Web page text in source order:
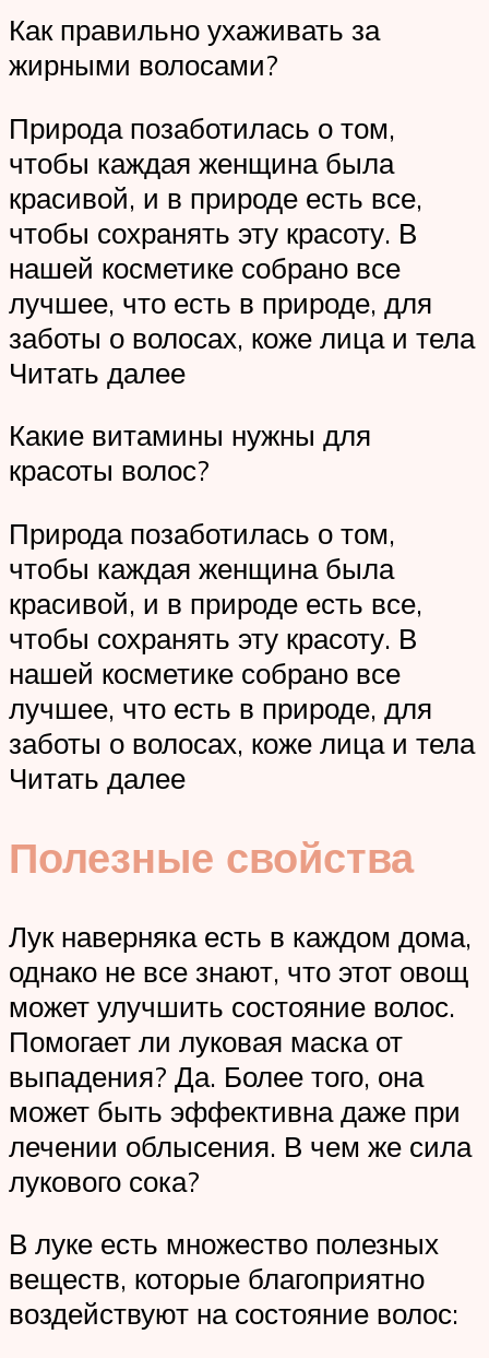
Как правильно ухаживать за
жирными волосами?
Природа позаботилась о том,
чтобы каждая женщина была
красивой, и в природе есть все,
чтобы сохранять эту красоту. В
нашей косметике собрано все
лучшее, что есть в природе, для
заботы о волосах, коже лица и тела
Читать далее
Какие витамины нужны для
красоты волос?
Природа позаботилась о том,
чтобы каждая женщина была
красивой, и в природе есть все,
чтобы сохранять эту красоту. В
нашей косметике собрано все
лучшее, что есть в природе, для
заботы о волосах, коже лица и тела
Читать далее
Полезные свойства
Лук наверняка есть в каждом дома,
однако не все знают, что этот овощ
может улучшить состояние волос.
Помогает ли луковая маска от
выпадения? Да. Более того, она
может быть эффективна даже при
лечении облысения. В чем же сила
лукового сока?
В луке есть множество полезных
веществ, которые благоприятно
воздействуют на состояние волос: